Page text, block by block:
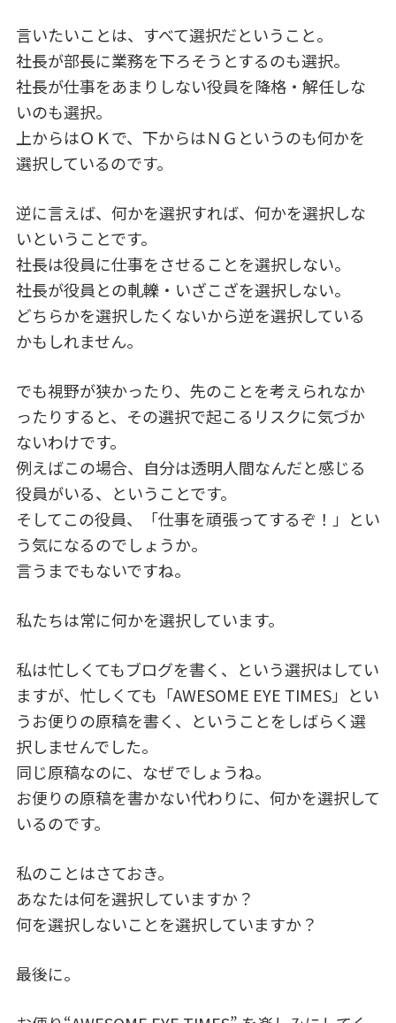
言いたいことは、すべて選択だということ。
社長が部長に業務を下ろそうとするのも選択。
社長が仕事をあまりしない役員を降格・解任しな
いのも選択。
上からはＯＫで、下からはＮＧというのも何かを
選択しているのです。
逆に言えば、何かを選択すれば、何かを選択しな
いということです。
社長は役員に仕事をさせることを選択しない。
社長が役員との軋轢・いざこざを選択しない。
どちらかを選択したくないから逆を選択している
かもしれません。
でも視野が狭かったり、先のことを考えられなか
ったりすると、その選択で起こるリスクに気づか
ないわけです。
例えばこの場合、自分は透明人間なんだと感じる
役員がいる、ということです。
そしてこの役員、「仕事を頑張ってするぞ！」とい
う気になるのでしょうか。
言うまでもないですね。
私たちは常に何かを選択しています。
私は忙しくてもブログを書く、という選択はしてい
ますが、忙しくても「AWESOME EYE TIMES」とい
うお便りの原稿を書く、ということをしばらく選
択しませんでした。
同じ原稿なのに、なぜでしょうね。
お便りの原稿を書かない代わりに、何かを選択して
いるのです。
私のことはさておき。
あなたは何を選択していますか？
何を選択しないことを選択していますか？
最後に。